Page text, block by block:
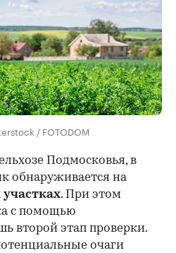
/ FOTODOM
Подмосковья, в
обнаруживается на
. При этом
с помощью
второй этап проверки.
очаги